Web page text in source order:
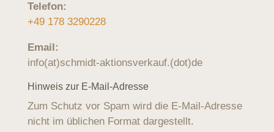
Telefon:
+49 178 3290228
Email:
info(at)schmidt-aktionsverkauf.(dot)de
Hinweis zur E-Mail-Adresse
Zum Schutz vor Spam wird die E-Mail-Adresse
nicht im üblichen Format dargestellt.